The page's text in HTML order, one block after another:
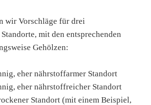
wir Vorschläge für drei
mit den entsprechenden
Gehölzen:
eher nährstoffarmer Standort
eher nährstoffreicher Standort
Standort (mit einem Beispiel,